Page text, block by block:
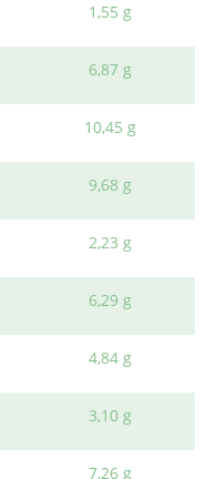
1,55 g
6,87 g
10,45 g
9,68 g
2,23 g
6,29 g
4,84 g
3,10 g
7,26 g